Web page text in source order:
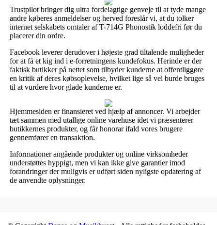
Trustpilot bringer dig ultra fordelagtige genveje til at tyde mange
andre køberes anmeldelser og herved foreslår vi, at du tolker
internet selskabets omtaler af T-714G Phonostik loddefri før du
placerer din ordre.
Facebook leverer derudover i højeste grad tiltalende muligheder
for at få et kig ind i e-forretningens kundefokus. Herinde er der
faktisk butikker på nettet som tilbyder kunderne at offentliggøre
en kritik af deres købsoplevelse, hvilket lige så vel burde bruges
til at vurdere hvor glade kunderne er.
Hjemmesiden er finansieret ved hjælp af annoncer. Vi arbejder
tæt sammen med utallige online varehuse idet vi præsenterer
butikkernes produkter, og får honorar ifald vores brugere
gennemfører en transaktion.
Informationer angående produkter og online virksomheder
understøttes hyppigt, men vi kan ikke give garantier imod
forandringer der muligvis er udført siden nyligste opdatering af
de anvendte oplysninger.